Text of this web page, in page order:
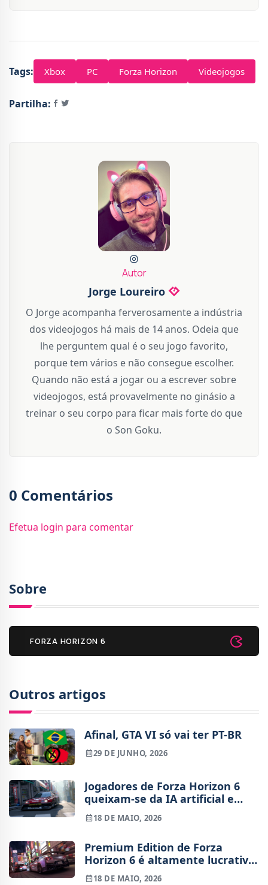
Tags: Xbox PC Forza Horizon Videojogos
Partilha:
Autor
Jorge Loureiro
O Jorge acompanha ferverosamente a indústria
dos videojogos há mais de 14 anos. Odeia que
lhe perguntem qual é o seu jogo favorito,
porque tem vários e não consegue escolher.
Quando não está a jogar ou a escrever sobre
videojogos, está provavelmente no ginásio a
treinar o seu corpo para ficar mais forte do que
o Son Goku.
0 Comentários
Efetua login para comentar
Sobre
FORZA HORIZON 6
Outros artigos
Afinal, GTA VI só vai ter PT-BR
29 DE JUNHO, 2026
Jogadores de Forza Horizon 6
queixam-se da IA artificial e
injusta
18 DE MAIO, 2026
Premium Edition de Forza
Horizon 6 é altamente lucrativa
para a Xbox
18 DE MAIO, 2026